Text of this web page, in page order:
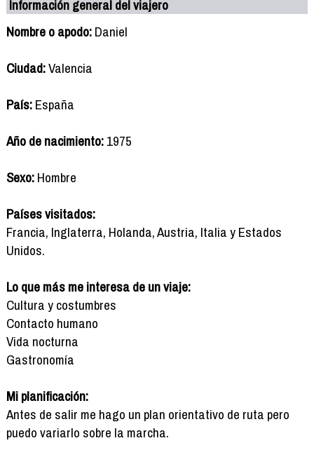
Información general del viajero
Nombre o apodo:Daniel
Ciudad:Valencia
País:España
Año de nacimiento:1975
Sexo:Hombre
Países visitados:
Francia, Inglaterra, Holanda, Austria, Italia y Estados
Unidos.
Lo que más me interesa de un viaje:
Cultura y costumbres
Contacto humano
Vida nocturna
Gastronomía
Mi planificación:
Antes de salir me hago un plan orientativo de ruta pero
puedo variarlo sobre la marcha.